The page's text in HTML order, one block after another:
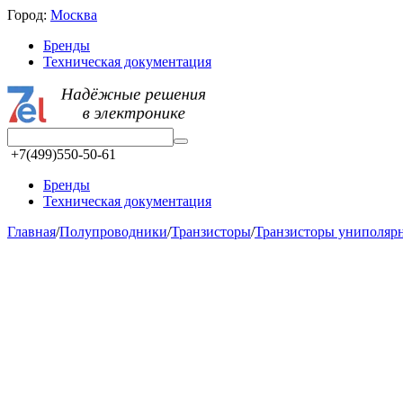
Город: Москва
Бренды
Техническая документация
+7(499)550-50-61
Бренды
Техническая документация
Главная/Полупроводники/Транзисторы/Транзисторы